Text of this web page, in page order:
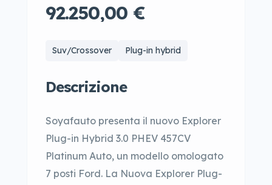
92.250,00 €
Suv/Crossover Plug-in hybrid
Descrizione
Soyafauto presenta il nuovo Explorer
Plug-in Hybrid 3.0 PHEV 457CV
Platinum Auto, un modello omologato
7 posti Ford. La Nuova Explorer Plug-